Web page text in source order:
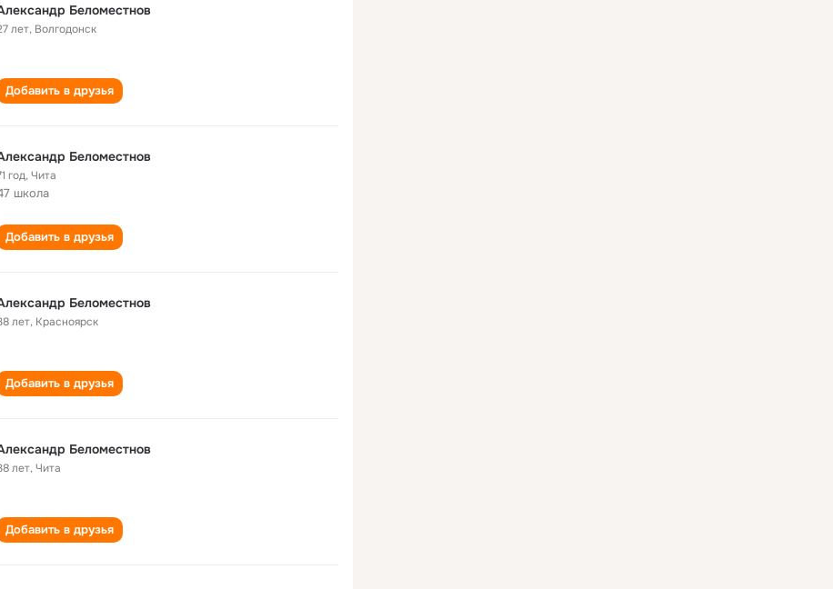
Беломестнов
лет, Волгодонск
Добавить в друзья
Беломестнов
год,Чита
школа
Добавить в друзья
Беломестнов
лет, Красноярск
Добавить в друзья
Беломестнов
лет,Чита
Добавить в друзья